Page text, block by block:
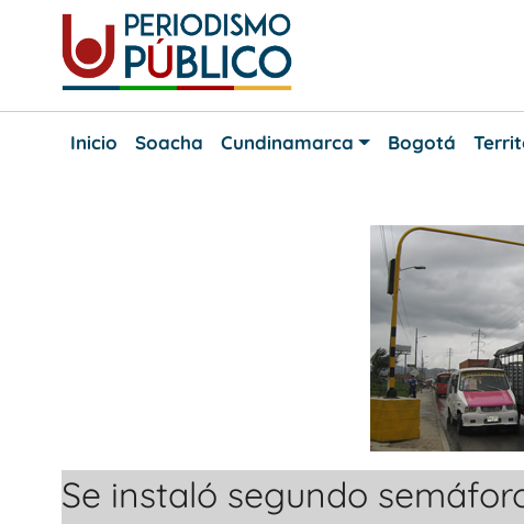
content
Periodismo
Noticias
Inicio
Soacha Cundinamarca Bogotá
Se instaló segundo